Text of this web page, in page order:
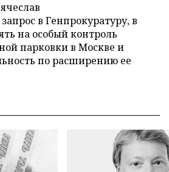
запрос в Генпрокуратуру, в
на особый контроль
парковки в Москве и
по расширению ее